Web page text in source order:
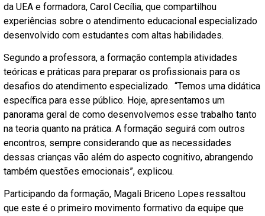
da UEA e formadora, Carol Cecília, que compartilhou
experiências sobre o atendimento educacional especializado
desenvolvido com estudantes com altas habilidades.
Segundo a professora, a formação contempla atividades
teóricas e práticas para preparar os profissionais para os
desafios do atendimento especializado. “Temos uma didática
específica para esse público. Hoje, apresentamos um
panorama geral de como desenvolvemos esse trabalho tanto
na teoria quanto na prática. A formação seguirá com outros
encontros, sempre considerando que as necessidades
dessas crianças vão além do aspecto cognitivo, abrangendo
também questões emocionais”, explicou.
Participando da formação, Magali Briceno Lopes ressaltou
que este é o primeiro movimento formativo da equipe que